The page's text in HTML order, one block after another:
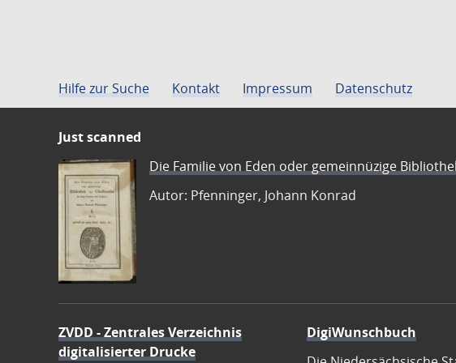
Hilfe zur Suche Kontakt Impressum Datenschutz
Just scanned
Die Familie von Eden oder gemeinnüzige
Autor: Pfenninger, Johann Konrad
ZVDD - Zentrales Verzeichnis
digitalisierter Drucke
DigiWunschbuch